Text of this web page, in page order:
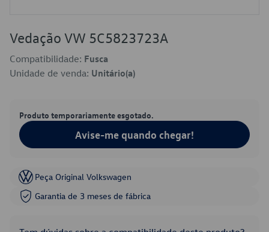
Vedação VW 5C5823723A
Compatibilidade: Fusca
Unidade de venda: Unitário(a)
Produto temporariamente esgotado.
Avise-me quando chegar!
Peça Original Volkswagen
Garantia de 3 meses de fábrica